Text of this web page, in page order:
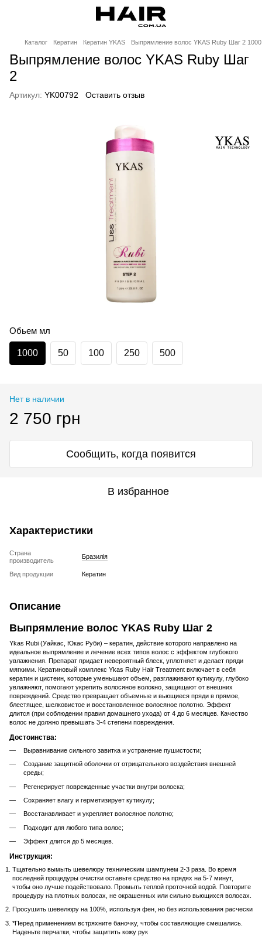
Каталог Кератин Кератин YKAS Выпрямление волос YKAS Ruby Шаг 2
Выпрямление волос YKAS Ruby Шаг
2
Артикул: YK00792 Оставить отзыв
Обьем мл
1000 50 100 250 500
Нет в наличии
2 750 грн
Сообщить, когда появится
В избранное
Характеристики
Страна
производитель
Бразилія
Вид продукции Кератин
Описание
Выпрямление волос YKAS Ruby Шаг 2
Ykas Rubi (Уайкас, Юкас Руби) – кератин, действие которого направлено на
идеальное выпрямление и лечение всех типов волос с эффектом глубокого
увлажнения. Препарат придает невероятный блеск, уплотняет и делает пряди
мягкими. Кератиновый комплекс Ykas Ruby Hair Treatment включает в себя
кератин и цистеин, которые уменьшают объем, разглаживают кутикулу, глубоко
увлажняют, помогают укрепить волосяное волокно, защищают от внешних
повреждений. Средство превращает объемные и вьющиеся пряди в прямое,
блестящее, шелковистое и восстановленное волосяное полотно. Эффект
длится (при соблюдении правил домашнего ухода) от 4 до 6 месяцев. Качество
волос не должно превышать 3-4 степени повреждения.
Достоинства:
Выравнивание сильного завитка и устранение пушистости;
Создание защитной оболочки от отрицательного воздействия внешней
среды;
Регенерирует поврежденные участки внутри волоска;
Сохраняет влагу и герметизирует кутикулу;
Восстанавливает и укрепляет волосяное полотно;
Подходит для любого типа волос;
Эффект длится до 5 месяцев.
Инструкция:
Тщательно вымыть шевелюру техническим шампунем 2-3 раза. Во время
последней процедуры очистки оставьте средство на прядях на 5-7 минут,
чтобы оно лучше подействовало. Промыть теплой проточной водой. Повторите
процедуру на плотных волосах, не окрашенных или сильно вьющихся волосах.
Просушить шевелюру на 100%, используя фен, но без использования расчески
*Перед применением встряхните баночку, чтобы составляющие смешались.
Наденьте перчатки, чтобы защитить кожу рук